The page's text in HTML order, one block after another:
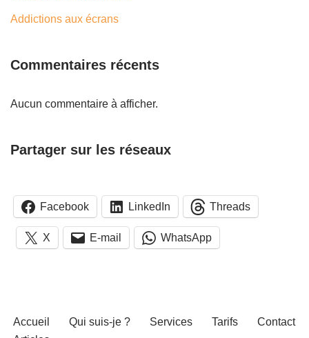
Addictions aux écrans
Commentaires récents
Aucun commentaire à afficher.
Partager sur les réseaux
Facebook LinkedIn Threads
X E-mail WhatsApp
Accueil Qui suis-je ? Services Tarifs
Contact